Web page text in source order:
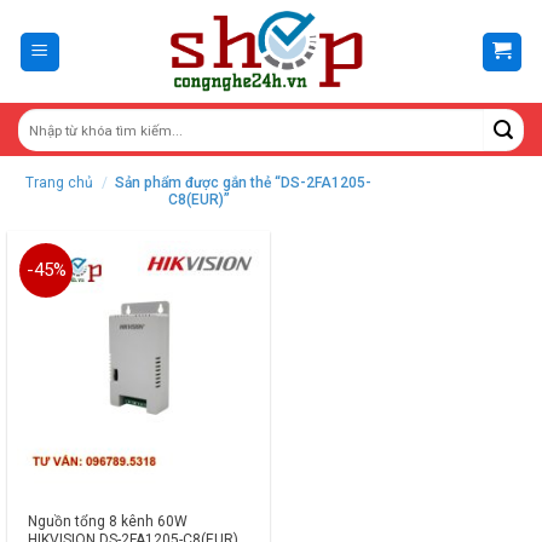
content
Trang chủ / Sản phẩm được gắn thẻ “DS-2FA1205-
C8(EUR)”
-45%
Nguồn tổng 8 kênh 60W